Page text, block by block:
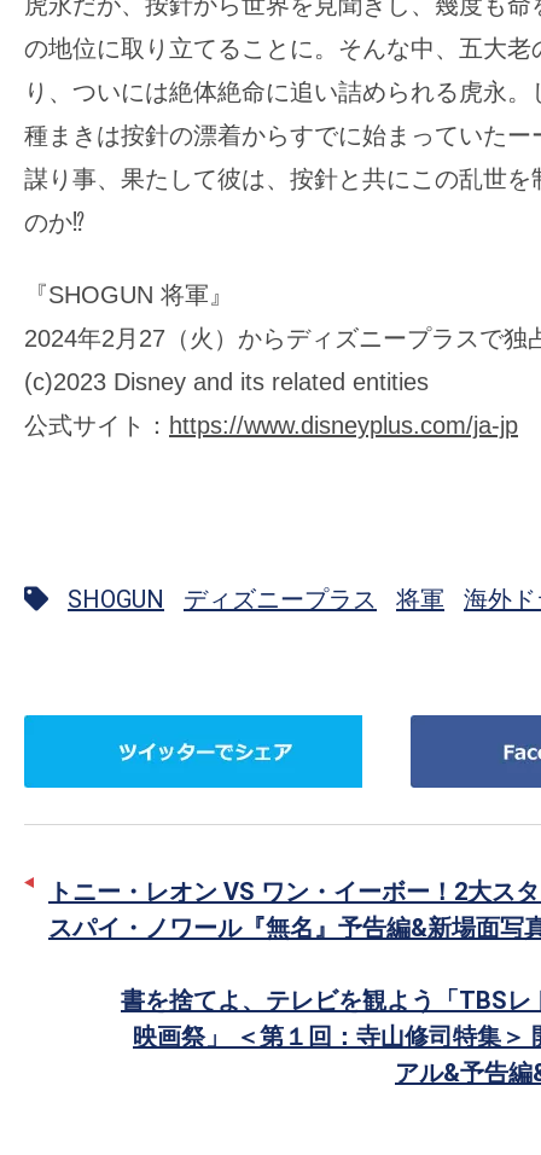
の地位に取り立てることに。そんな中、五大老
り、ついには絶体絶命に追い詰められる虎永
種まきは按針の漂着からすでに始まっていたー
謀り事、果たして彼は、按針と共にこの乱世を
のか⁉
『SHOGUN 将軍』
2024年2月27（火）からディズニープラスで独
(c)2023 Disney and its related entities
公式サイト： https://www.disneyplus.com/ja-jp
SHOGUN ディズニープラス 将軍 海外
ー
トニー・レオン VS ワン・イーボー！2大ス
スパイ・ノワール『無名』予告編&新場面写
書を捨てよ、テレビを観よう「TBSレ
映画祭」 ＜第１回：寺山修司特集＞
アル&予告